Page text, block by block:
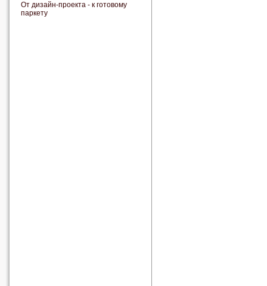
От дизайн-проекта - к готовому
паркету